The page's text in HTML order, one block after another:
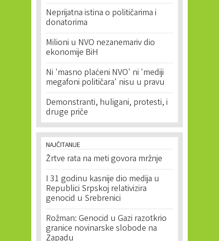
Neprijatna istina o političarima i
donatorima
Milioni u NVO nezanemariv dio
ekonomije BiH
Ni 'masno plaćeni NVO' ni 'mediji
megafoni političara' nisu u pravu
Demonstranti, huligani, protesti, i
druge priče
NAJČITANIJE
Žrtve rata na meti govora mržnje
I 31 godinu kasnije dio medija u
Republici Srpskoj relativizira
genocid u Srebrenici
Rožman: Genocid u Gazi razotkrio
granice novinarske slobode na